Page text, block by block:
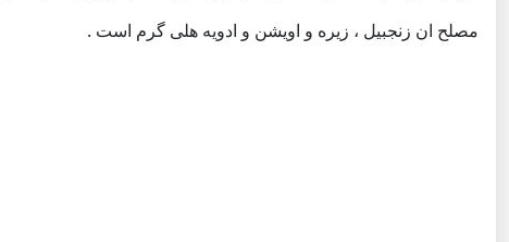
مصلح ان زنجبیل ، زیره و اویشن و ادویه هلی گرم است .